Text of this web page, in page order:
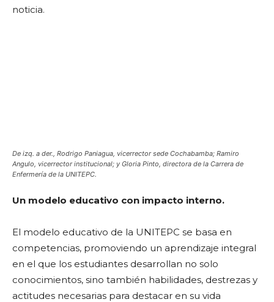
noticia.
De izq. a der., Rodrigo Paniagua, vicerrector sede Cochabamba; Ramiro
Angulo, vicerrector institucional; y Gloria Pinto, directora de la Carrera de
Enfermería de la UNITEPC.
Un modelo educativo con impacto interno.
El modelo educativo de la UNITEPC se basa en
competencias, promoviendo un aprendizaje integral
en el que los estudiantes desarrollan no solo
conocimientos, sino también habilidades, destrezas y
actitudes necesarias para destacar en su vida